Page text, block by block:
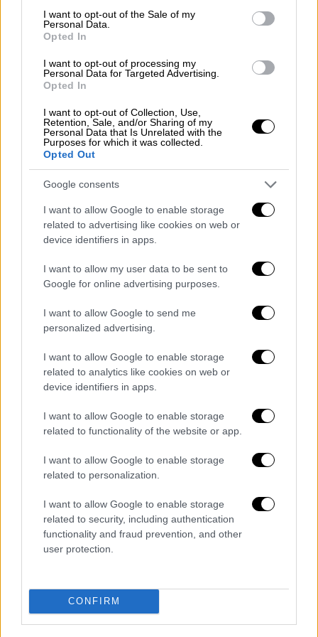
consent section.
I want to opt-out of the Sale of my
Personal Data.
Opted In
I want to opt-out of processing my
Personal Data for Targeted Advertising.
Opted In
I want to opt-out of Collection, Use,
Retention, Sale, and/or Sharing of my
Personal Data that Is Unrelated with the
Purposes for which it was collected.
Opted Out
Google consents
I want to allow Google to enable storage
related to advertising like cookies on web or
device identifiers in apps.
I want to allow my user data to be sent to
Google for online advertising purposes.
I want to allow Google to send me
personalized advertising.
I want to allow Google to enable storage
related to analytics like cookies on web or
device identifiers in apps.
I want to allow Google to enable storage
related to functionality of the website or app.
I want to allow Google to enable storage
related to personalization.
I want to allow Google to enable storage
related to security, including authentication
functionality and fraud prevention, and other
user protection.
CONFIRM
Ο Πετέν με τον Χίτλερ. /copyright Αp Photos
Όταν οι Γερμανοί υποχώρησαν από τη Γαλλία,
οι συνεργάτες τους ήταν οι πρώτοι που
διώχθηκαν και τιμωρήθηκαν για τα
εγκλήματά τους κατά του γαλλικού έθνους.
Κύματα ανελέητων διώξεων
Ακολούθησε, σε πρώτη φάση, ένα κύμα
διώξεων προδοτών, ακολουθούμενο από
δημόσιες εκτελέσεις και διαπομπεύσεις
όσων ήταν συνδεδεμένοι με το ναζιστικό
καθεστώς. Η δεύτερη φάση ήταν η νομική
εκκαθάριση, και άρχισε όταν ο
Σαρλ ντε
Γκωλ, επικεφαλής της Προσωρινής
Κυβέρνησης της Γαλλικής Δημοκρατίας,
πρωτοστάτησε σε μια εκστρατεία νομικών
διώξεων κατά των συνεργατών των
Γερμανών. Τότε, περίπου 120.000 άνθρωποι
καταδικάστηκαν σε διάφορες ποινές.
πραγματοποιήθηκαν πριν από την
απελευθέρωση της Γαλλίας και άλλες 4.000
μετά! Πολλές παράνομες εκτελέσεις
συνεχίστηκαν έως ότου η Προσωρινή
Κυβέρνηση επέβαλε την τάξη, οδηγώντας
τους ύποπτους για συνεργασία με τους Ναζί
Και για να μην λέμε μόνο τα της Ελλάδας, σε
πολλούς γάλλους δωσίλογους δόθηκε